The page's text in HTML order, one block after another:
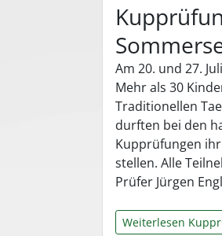
Am 20. und 27.
Mehr als 30
Traditionellen
durften bei den
Kupprüfungen
stellen. Alle
Prüfer Jürgen
Weiterlesen